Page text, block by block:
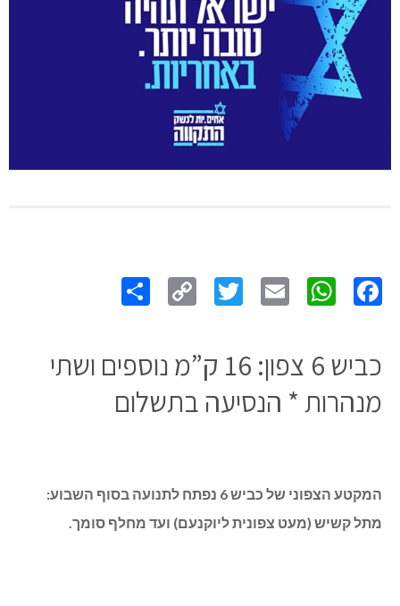
Link
כביש 6 צפון: 16 ק”מ נוספים ושתי
מנהרות * הנסיעה בתשלום
המקטע הצפוני של כביש 6 נפתח לתנועה בסוף השבוע:
מתל קשיש (מעט צפונית ליוקנעם) ועד מחלף סומך.